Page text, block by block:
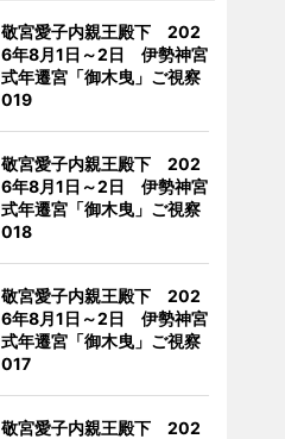
敬宮愛子内親王殿下 202
6年8月1日～2日 伊勢神宮
式年遷宮「御木曳」ご視察
019
敬宮愛子内親王殿下 202
6年8月1日～2日 伊勢神宮
式年遷宮「御木曳」ご視察
018
敬宮愛子内親王殿下 202
6年8月1日～2日 伊勢神宮
式年遷宮「御木曳」ご視察
017
敬宮愛子内親王殿下 202